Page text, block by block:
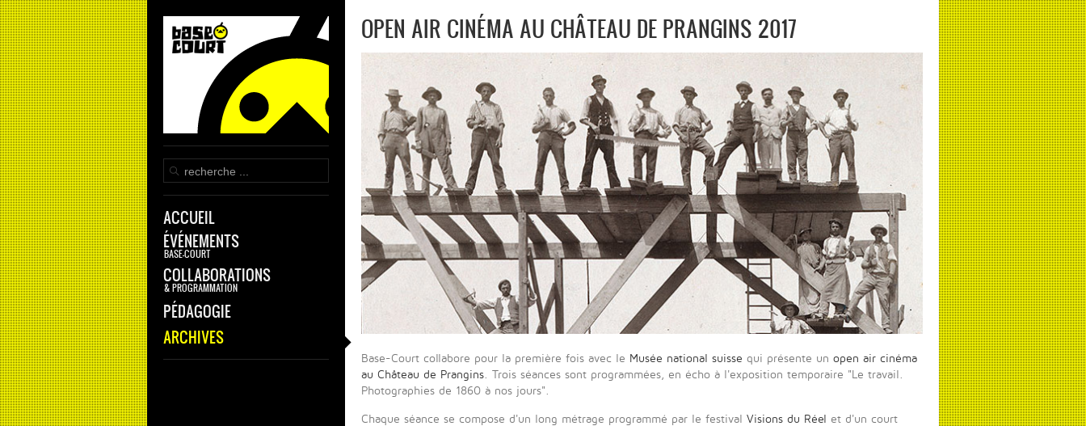
ACCUEIL
ÉVÉNEMENTS
BASE-COURT
COLLABORATIONS
& PROGRAMMATION
PÉDAGOGIE
ARCHIVES
OPEN AIR CINÉMA AU CHÂTEAU DE PRANGINS 2017
Base-Court collabore pour la première fois avec le Musée national suisse qui présente un open air cinéma
au Château de Prangins . Trois séances sont programmées, en écho à l'exposition temporaire "Le travail.
Photographies de 1860 à nos jours".
Chaque séance se compose d'un long métrage programmé par le festival Visions du Réel et d'un court